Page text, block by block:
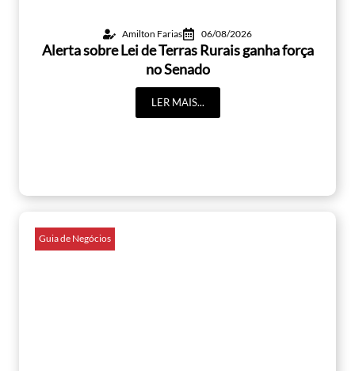
Amilton Farias 06/08/2026
Alerta sobre Lei de Terras Rurais ganha força
no Senado
LER MAIS...
Guia de Negócios